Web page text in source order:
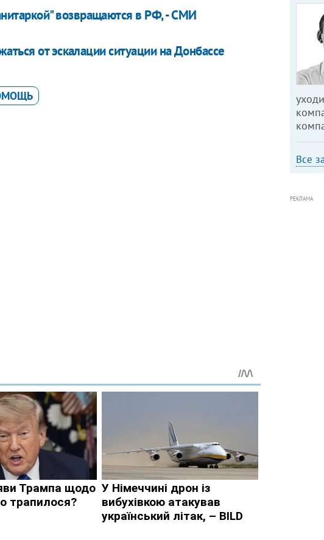
возвращаются в РФ, - СМИ
от эскалации ситуации на Донбассе
Все
РЕКЛАМА